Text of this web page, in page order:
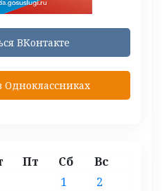
ВКонтакте
Одноклассниках
Пт Сб Вс
1
2